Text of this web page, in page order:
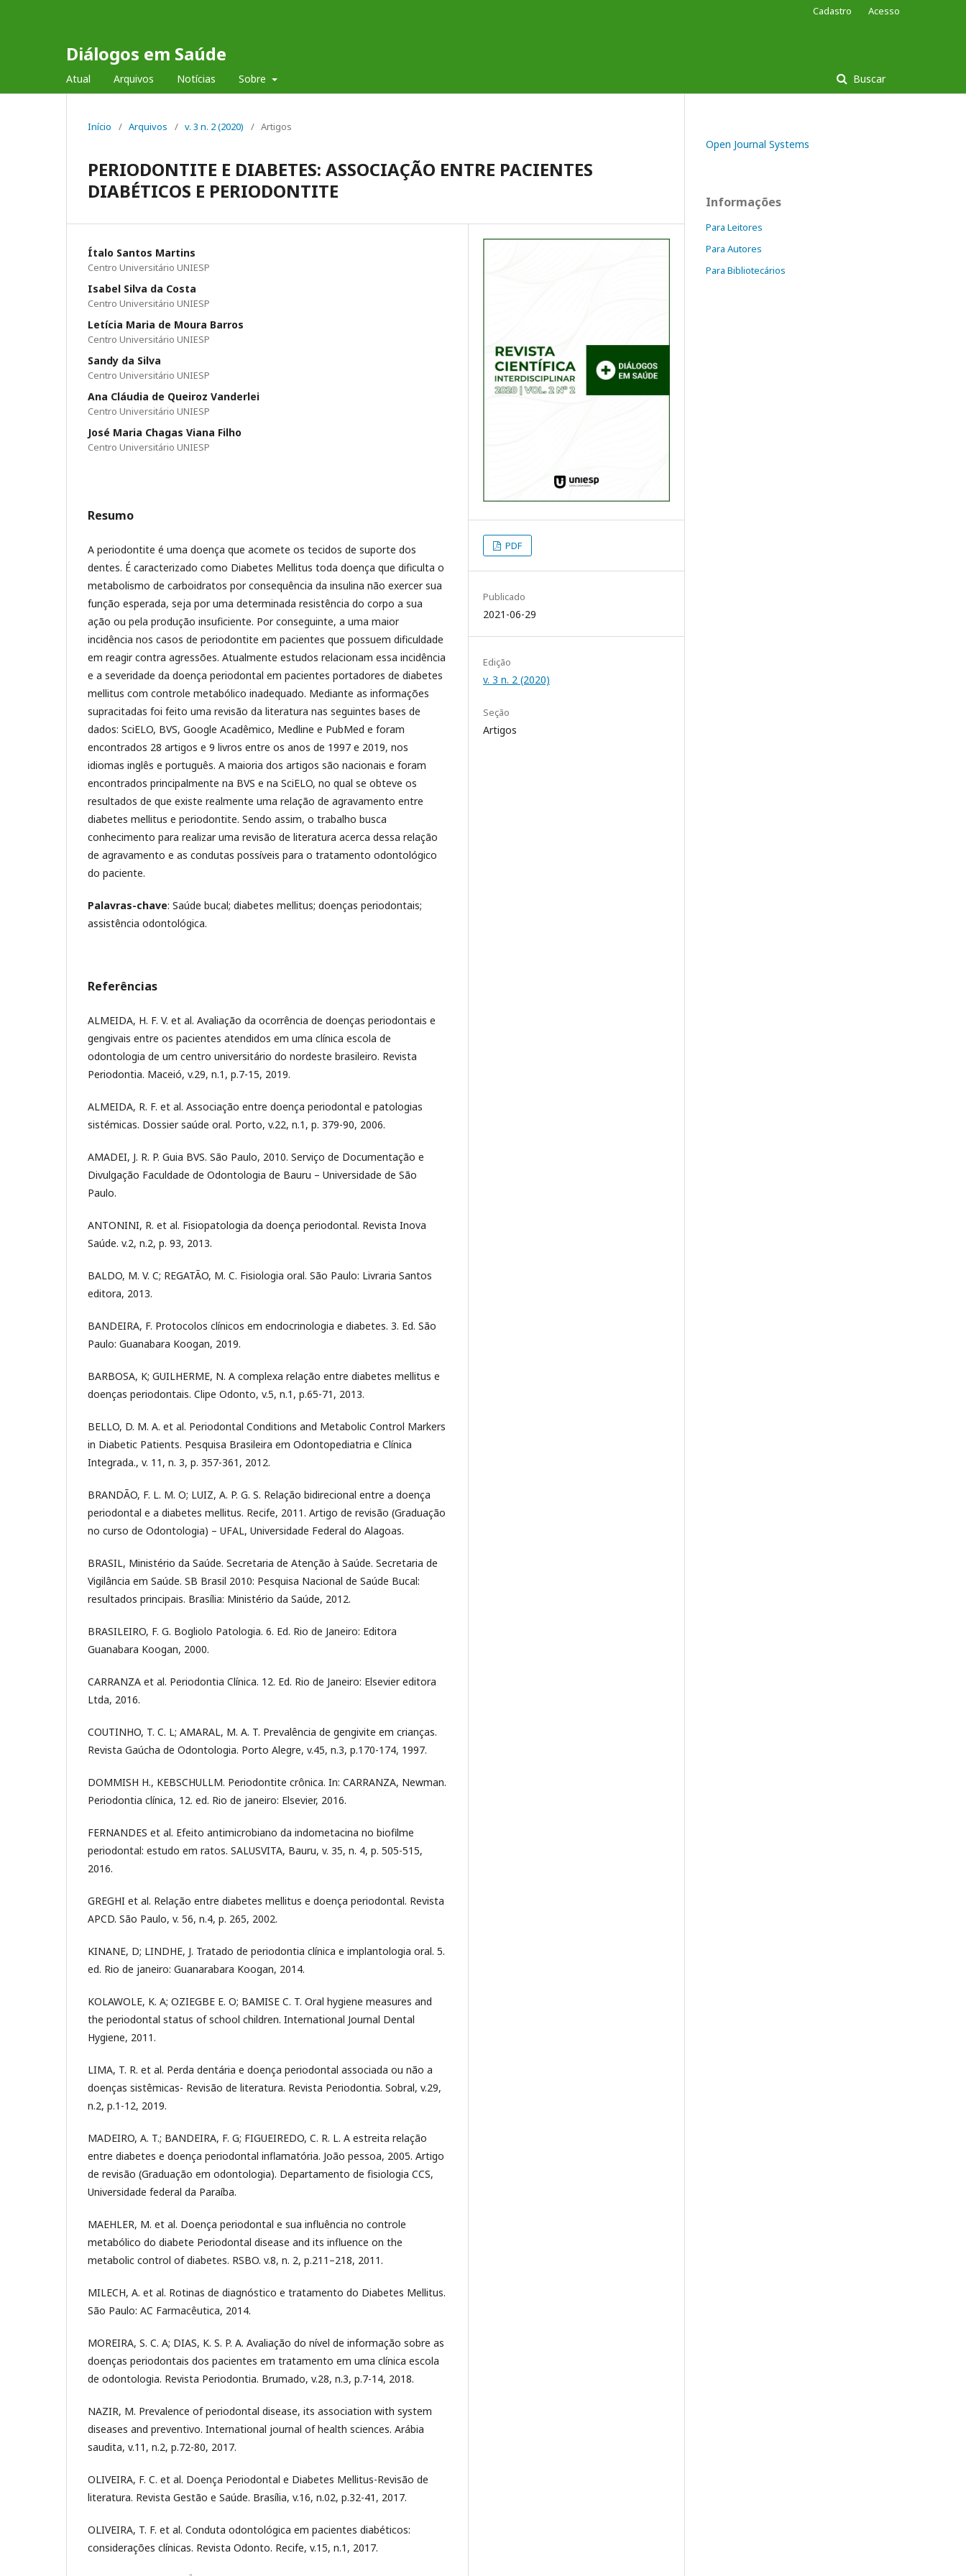
Diálogos em Saúde
Atual Arquivos Notícias Sobre Buscar
Cadastro Acesso
Início / Arquivos / v. 3 n. 2 (2020) / Artigos
PERIODONTITE E DIABETES: ASSOCIAÇÃO ENTRE PACIENTES
DIABÉTICOS E PERIODONTITE
Ítalo Santos Martins
Centro Universitário UNIESP
Isabel Silva da Costa
Centro Universitário UNIESP
Letícia Maria de Moura Barros
Centro Universitário UNIESP
Sandy da Silva
Centro Universitário UNIESP
Ana Cláudia de Queiroz Vanderlei
Centro Universitário UNIESP
José Maria Chagas Viana Filho
Centro Universitário UNIESP
Resumo
A periodontite é uma doença que acomete os tecidos de suporte dos
dentes. É caracterizado como Diabetes Mellitus toda doença que dificulta o
metabolismo de carboidratos por consequência da insulina não exercer sua
função esperada, seja por uma determinada resistência do corpo a sua
ação ou pela produção insuficiente. Por conseguinte, a uma maior
incidência nos casos de periodontite em pacientes que possuem dificuldade
em reagir contra agressões. Atualmente estudos relacionam essa incidência
e a severidade da doença periodontal em pacientes portadores de diabetes
mellitus com controle metabólico inadequado. Mediante as informações
supracitadas foi feito uma revisão da literatura nas seguintes bases de
dados: SciELO, BVS, Google Acadêmico, Medline e PubMed e foram
encontrados 28 artigos e 9 livros entre os anos de 1997 e 2019, nos
idiomas inglês e português. A maioria dos artigos são nacionais e foram
encontrados principalmente na BVS e na SciELO, no qual se obteve os
resultados de que existe realmente uma relação de agravamento entre
diabetes mellitus e periodontite. Sendo assim, o trabalho busca
conhecimento para realizar uma revisão de literatura acerca dessa relação
de agravamento e as condutas possíveis para o tratamento odontológico
do paciente.
Palavras-chave: Saúde bucal; diabetes mellitus; doenças periodontais;
assistência odontológica.
Referências
ALMEIDA, H. F. V. et al. Avaliação da ocorrência de doenças periodontais e
gengivais entre os pacientes atendidos em uma clínica escola de
odontologia de um centro universitário do nordeste brasileiro. Revista
Periodontia. Maceió, v.29, n.1, p.7-15, 2019.
ALMEIDA, R. F. et al. Associação entre doença periodontal e patologias
sistémicas. Dossier saúde oral. Porto, v.22, n.1, p. 379-90, 2006.
AMADEI, J. R. P. Guia BVS. São Paulo, 2010. Serviço de Documentação e
Divulgação Faculdade de Odontologia de Bauru – Universidade de São
Paulo.
ANTONINI, R. et al. Fisiopatologia da doença periodontal. Revista Inova
Saúde. v.2, n.2, p. 93, 2013.
BALDO, M. V. C; REGATÃO, M. C. Fisiologia oral. São Paulo: Livraria Santos
editora, 2013.
BANDEIRA, F. Protocolos clínicos em endocrinologia e diabetes. 3. Ed. São
Paulo: Guanabara Koogan, 2019.
BARBOSA, K; GUILHERME, N. A complexa relação entre diabetes mellitus e
doenças periodontais. Clipe Odonto, v.5, n.1, p.65-71, 2013.
BELLO, D. M. A. et al. Periodontal Conditions and Metabolic Control Markers
in Diabetic Patients. Pesquisa Brasileira em Odontopediatria e Clínica
Integrada., v. 11, n. 3, p. 357-361, 2012.
BRANDÃO, F. L. M. O; LUIZ, A. P. G. S. Relação bidirecional entre a doença
periodontal e a diabetes mellitus. Recife, 2011. Artigo de revisão (Graduação
no curso de Odontologia) – UFAL, Universidade Federal do Alagoas.
BRASIL, Ministério da Saúde. Secretaria de Atenção à Saúde. Secretaria de
Vigilância em Saúde. SB Brasil 2010: Pesquisa Nacional de Saúde Bucal:
resultados principais. Brasília: Ministério da Saúde, 2012.
BRASILEIRO, F. G. Bogliolo Patologia. 6. Ed. Rio de Janeiro: Editora
Guanabara Koogan, 2000.
CARRANZA et al. Periodontia Clínica. 12. Ed. Rio de Janeiro: Elsevier editora
Ltda, 2016.
COUTINHO, T. C. L; AMARAL, M. A. T. Prevalência de gengivite em crianças.
Revista Gaúcha de Odontologia. Porto Alegre, v.45, n.3, p.170-174, 1997.
DOMMISH H., KEBSCHULLM. Periodontite crônica. In: CARRANZA, Newman.
Periodontia clínica, 12. ed. Rio de janeiro: Elsevier, 2016.
FERNANDES et al. Efeito antimicrobiano da indometacina no biofilme
periodontal: estudo em ratos. SALUSVITA, Bauru, v. 35, n. 4, p. 505-515,
2016.
GREGHI et al. Relação entre diabetes mellitus e doença periodontal. Revista
APCD. São Paulo, v. 56, n.4, p. 265, 2002.
KINANE, D; LINDHE, J. Tratado de periodontia clínica e implantologia oral. 5.
ed. Rio de janeiro: Guanarabara Koogan, 2014.
KOLAWOLE, K. A; OZIEGBE E. O; BAMISE C. T. Oral hygiene measures and
the periodontal status of school children. International Journal Dental
Hygiene, 2011.
LIMA, T. R. et al. Perda dentária e doença periodontal associada ou não a
doenças sistêmicas- Revisão de literatura. Revista Periodontia. Sobral, v.29,
n.2, p.1-12, 2019.
MADEIRO, A. T.; BANDEIRA, F. G; FIGUEIREDO, C. R. L. A estreita relação
entre diabetes e doença periodontal inflamatória. João pessoa, 2005. Artigo
de revisão (Graduação em odontologia). Departamento de fisiologia CCS,
Universidade federal da Paraíba.
MAEHLER, M. et al. Doença periodontal e sua influência no controle
metabólico do diabete Periodontal disease and its influence on the
metabolic control of diabetes. RSBO. v.8, n. 2, p.211–218, 2011.
MILECH, A. et al. Rotinas de diagnóstico e tratamento do Diabetes Mellitus.
São Paulo: AC Farmacêutica, 2014.
MOREIRA, S. C. A; DIAS, K. S. P. A. Avaliação do nível de informação sobre as
doenças periodontais dos pacientes em tratamento em uma clínica escola
de odontologia. Revista Periodontia. Brumado, v.28, n.3, p.7-14, 2018.
NAZIR, M. Prevalence of periodontal disease, its association with system
diseases and preventivo. International journal of health sciences. Arábia
saudita, v.11, n.2, p.72-80, 2017.
OLIVEIRA, F. C. et al. Doença Periodontal e Diabetes Mellitus-Revisão de
literatura. Revista Gestão e Saúde. Brasília, v.16, n.02, p.32-41, 2017.
OLIVEIRA, T. F. et al. Conduta odontológica em pacientes diabéticos:
considerações clínicas. Revista Odonto. Recife, v.15, n.1, 2017.
PDF
Publicado
2021-06-29
Edição
v. 3 n. 2 (2020)
Seção
Artigos
Open Journal Systems
Informações
Para Leitores
Para Autores
Para Bibliotecários